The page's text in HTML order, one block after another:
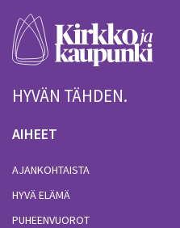
HYVÄN TÄHDEN.
AIHEET
AJANKOHTAISTA
HYVÄ ELÄMÄ
PUHEENVUOROT